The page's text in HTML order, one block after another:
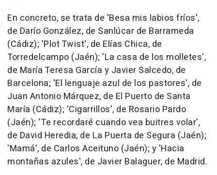
En concreto, se trata de 'Besa mis labios fríos',
de Darío González, de Sanlúcar de Barrameda
(Cádiz); 'Plot Twist', de Elías Chica, de
Torredelcampo (Jaén); 'La casa de los molletes',
de María Teresa García y Javier Salcedo, de
Barcelona; 'El lenguaje azul de los pastores', de
Juan Antonio Márquez, de El Puerto de Santa
María (Cádiz); 'Cigarrillos', de Rosario Pardo
(Jaén); 'Te recordaré cuando vea buitres volar',
de David Heredia, de La Puerta de Segura (Jaén);
'Mamá', de Carlos Aceituno (Jaén); y 'Hacia
montañas azules', de Javier Balaguer, de Madrid.